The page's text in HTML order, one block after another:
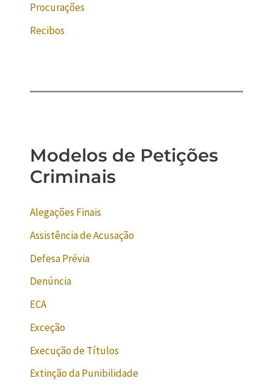
Procurações
Recibos
Modelos de Petições
Criminais
Alegações Finais
Assistência de Acusação
Defesa Prévia
Denúncia
ECA
Exceção
Execução de Títulos
Extinção da Punibilidade